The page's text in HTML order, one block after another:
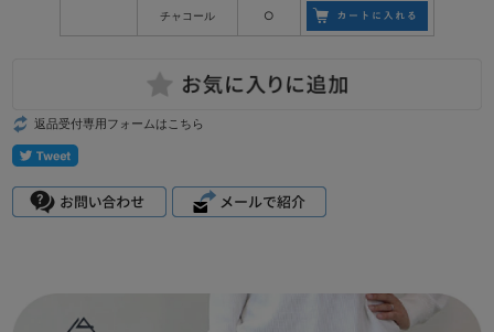
チャコール ○
返品受付専用フォームはこちら